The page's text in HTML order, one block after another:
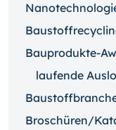
Bauprodukte-
laufende
Broschüren/